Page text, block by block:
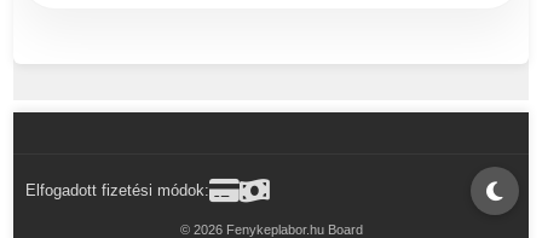
Elfogadott fizetési módok:
© 2026 Fenykeplabor.hu Board